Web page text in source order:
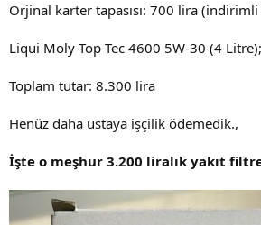
Orjinal karter tapasısı: 700 lira
Liqui Moly Top Tec 4600 5W-30 (4
Toplam tutar: 8.300 lira
Henüz daha ustaya işçilik ödemedik.,
İşte o meşhur 3.200 liralık yakıt